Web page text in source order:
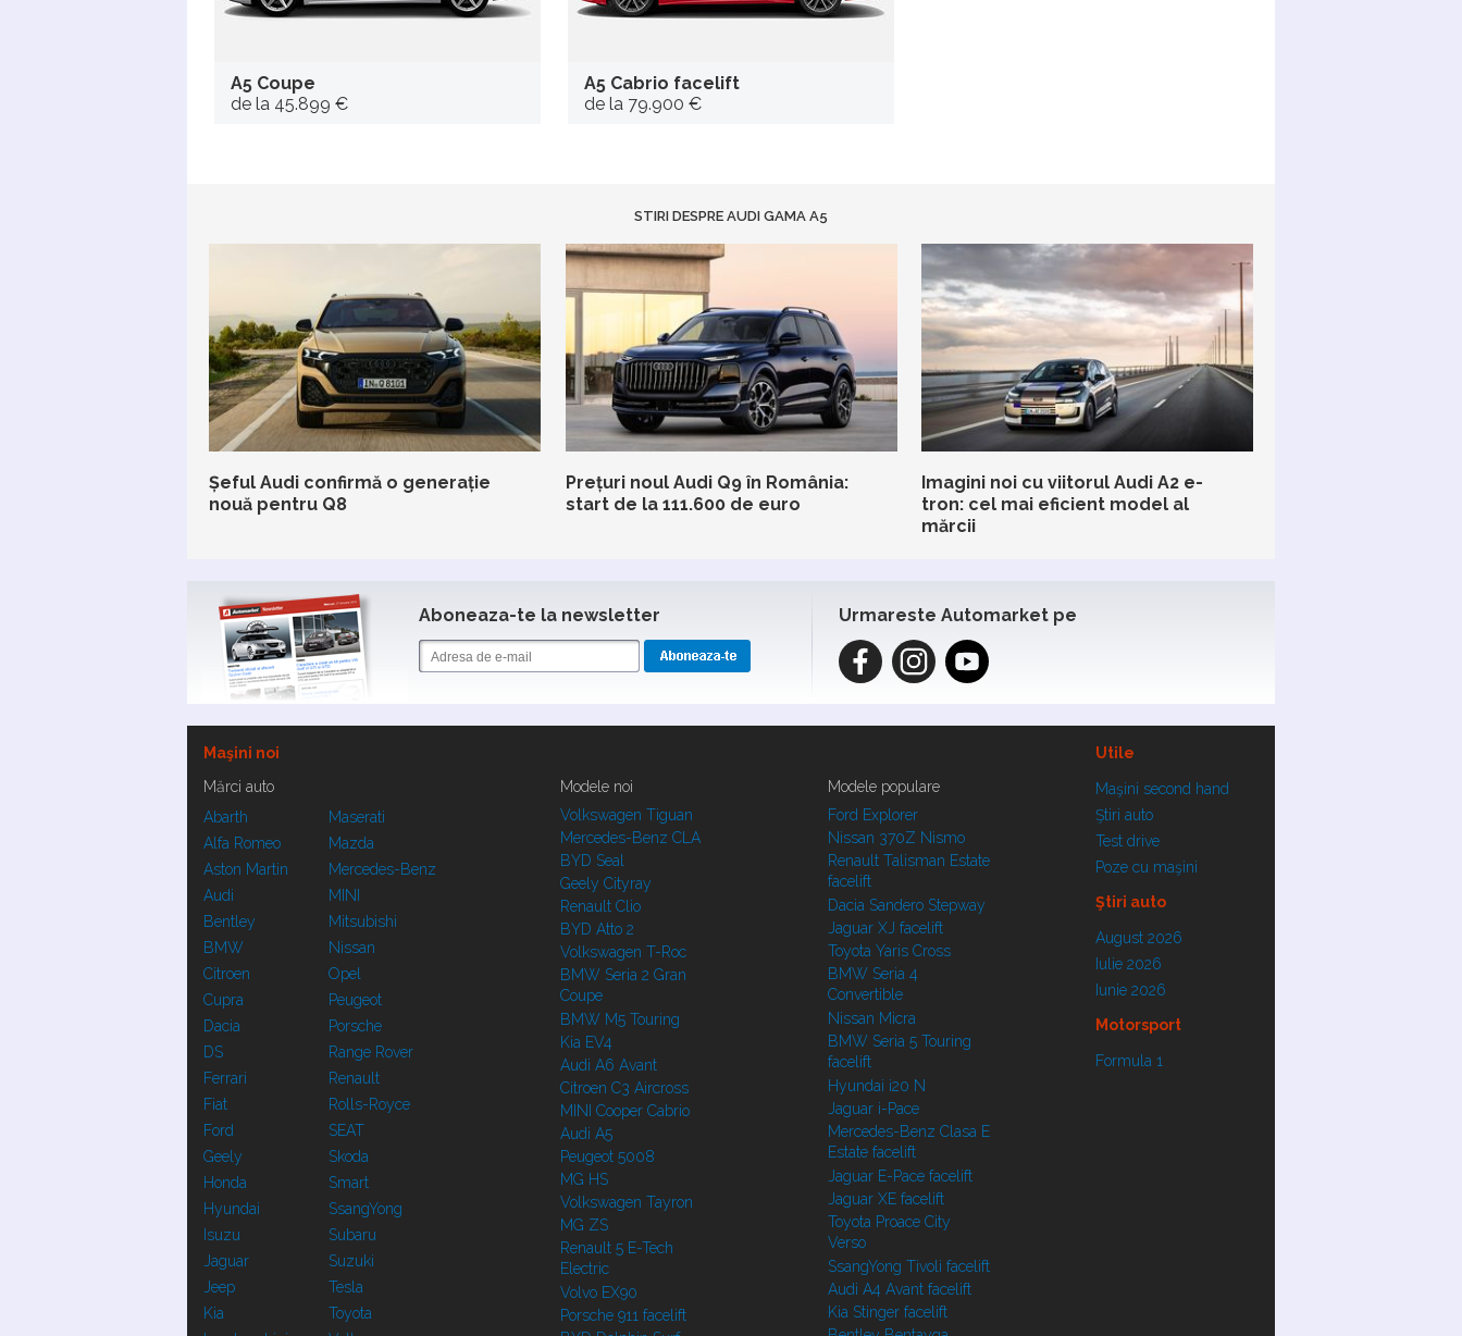
A5 Coupe
de la 45.899 €
A5 Cabrio facelift
de la 79.900 €
STIRI DESPRE AUDI GAMA A5
Șeful Audi confirmă o generație
nouă pentru Q8
Prețuri noul Audi Q9 în România:
start de la 111.600 de euro
Imagini noi cu viitorul Audi A2 e-
tron: cel mai eficient model al
mărcii
Aboneaza-te la newsletter Urmareste Automarket pe
Maşini noi
Utile
Mărci auto
Abarth
Alfa Romeo
Aston Martin
Audi
Bentley
BMW
Citroen
Cupra
Dacia
DS
Ferrari
Fiat
Ford
Geely
Honda
Hyundai
Isuzu
Jaguar
Jeep
Kia
Maserati
Mazda
Mercedes-Benz
MINI
Mitsubishi
Nissan
Opel
Peugeot
Porsche
Range Rover
Renault
Rolls-Royce
SEAT
Skoda
Smart
SsangYong
Subaru
Suzuki
Tesla
Toyota
Modele noi
Volkswagen Tiguan
Mercedes-Benz CLA
BYD Seal
Geely Cityray
Renault Clio
BYD Atto 2
Volkswagen T-Roc
BMW Seria 2 Gran
Coupe
BMW M5 Touring
Kia EV4
Audi A6 Avant
Citroen C3 Aircross
MINI Cooper Cabrio
Audi A5
Peugeot 5008
MG HS
Volkswagen Tayron
MG ZS
Renault 5 E-Tech
Electric
Volvo EX90
Porsche 911 facelift
Modele populare
Ford Explorer
Nissan 370Z Nismo
Renault Talisman Estate
facelift
Dacia Sandero Stepway
Jaguar XJ facelift
Toyota Yaris Cross
BMW Seria 4
Convertible
Nissan Micra
BMW Seria 5 Touring
facelift
Hyundai i20 N
Jaguar i-Pace
Mercedes-Benz Clasa E
Estate facelift
Jaguar E-Pace facelift
Jaguar XE facelift
Toyota Proace City
Verso
SsangYong Tivoli facelift
Audi A4 Avant facelift
Kia Stinger facelift
Maşini second hand
Ştiri auto
Test drive
Poze cu maşini
Ştiri auto
August 2026
Iulie 2026
Iunie 2026
Motorsport
Formula 1